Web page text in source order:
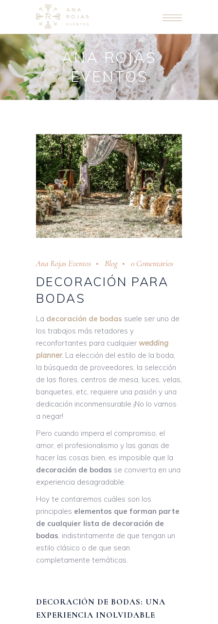
ANA ROJAS
EVENTOS
Ana Rojas Eventos Blog 0 Comentarios
DECORACIÓN PARA
BODAS
La decoración de bodas suele ser uno de
los trabajos más retadores y
reconfortantes para cualquier wedding
planner. La elección del estilo de la boda,
la búsqueda de proveedores, la selección
de las flores, centros de mesa, luces, velas,
banquetes, etc, requiere una pasión y una
dedicación inconmensurable ¡No lo vamos
a negar!
Pero cuando impera el compromiso, el
amor, el profesionalismo y las ganas de
hacer las cosas bien, es imposible que la
decoración de bodas se convierta en una
experiencia desagradable.
Hoy te contaremos cuáles son los
principales elementos que forman parte
de cualquier lista de decoración de
bodas, indistintamente de que tengan un
estilo clásico o de que sean
completamente temáticas.
DECORACIÓN DE BODAS: UNA
EXPERIENCIA INOLVIDABLE